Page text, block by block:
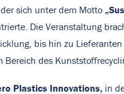
sich unter dem Motto
Die Veranstaltung
bis hin zu
des
Plastics Innovations, in